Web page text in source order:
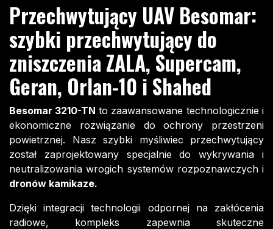
Przechwytujący UAV Besomar:
szybki przechwytujący do
zniszczenia ZALA, Supercam,
Geran, Orlan-10 i Shahed
Besomar 3210-TN to zaawansowane technologicznie i
ekonomiczne rozwiązanie do ochrony przestrzeni
powietrznej. Nasz szybki myśliwiec przechwytujący
został zaprojektowany specjalnie do wykrywania i
neutralizowania wrogich systemów rozpoznawczych i
dronów kamikaze.
Dzięki integracji technologii odpornej na zakłócenia
radiowe, kompleks zapewnia skuteczne